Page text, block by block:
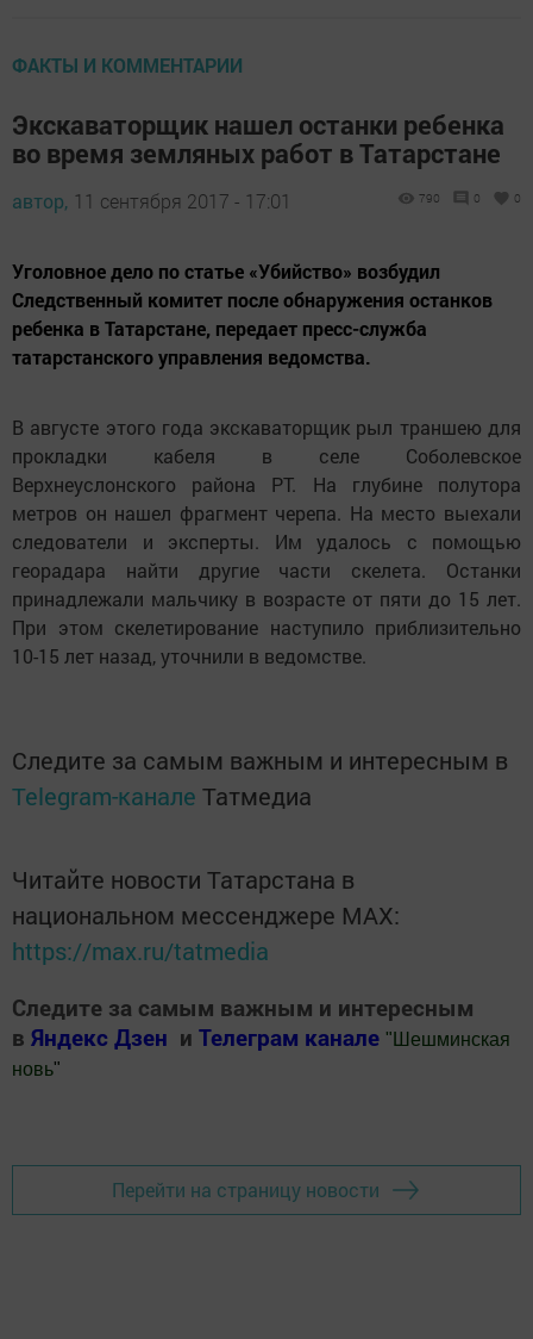
ФАКТЫ И КОММЕНТАРИИ
Экскаваторщик нашел останки ребенка
во время земляных работ в Татарстане
автор, 11 сентября 2017 - 17:01 790 0 0
Уголовное дело по статье «Убийство» возбудил
Следственный комитет после обнаружения останков
ребенка в Татарстане, передает пресс-служба
татарстанского управления ведомства.
В августе этого года экскаваторщик рыл траншею для
прокладки кабеля в селе Соболевское
Верхнеуслонского района РТ. На глубине полутора
метров он нашел фрагмент черепа. На место выехали
следователи и эксперты. Им удалось с помощью
георадара найти другие части скелета. Останки
принадлежали мальчику в возрасте от пяти до 15 лет.
При этом скелетирование наступило приблизительно
10-15 лет назад, уточнили в ведомстве.
Следите за самым важным и интересным в
Telegram-канале Татмедиа
Читайте новости Татарстана в
национальном мессенджере MАХ:
https://max.ru/tatmedia
Следите за самым важным и интересным
в Яндекс Дзен и Телеграм канале " Шешминская
новь"
Перейти на страницу новости